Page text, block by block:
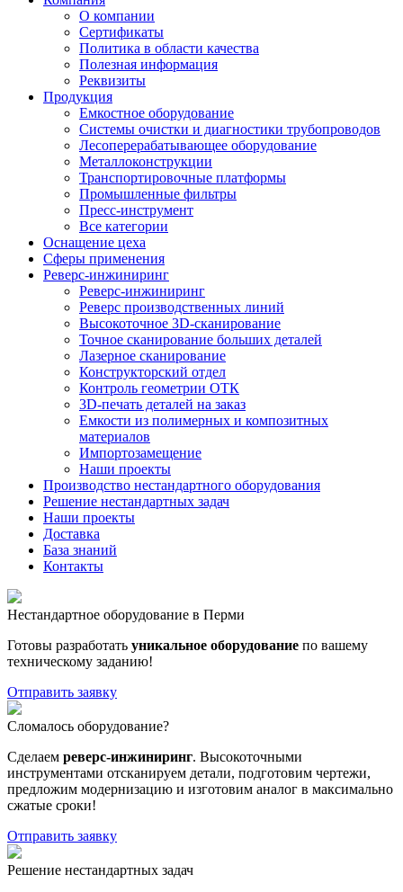
О компании
Сертификаты
Политика в области качества
Полезная информация
Реквизиты
Продукция
Емкостное оборудование
Системы очистки и диагностики трубопроводов
Лесоперерабатывающее оборудование
Металлоконструкции
Транспортировочные платформы
Промышленные фильтры
Пресс-инструмент
Все категории
Оснащение цеха
Сферы применения
Реверс-инжиниринг
Реверс-инжиниринг
Реверс производственных линий
Высокоточное 3D-сканирование
Точное сканирование больших деталей
Лазерное сканирование
Конструкторский отдел
Контроль геометрии ОТК
3D-печать деталей на заказ
Емкости из полимерных и композитных
материалов
Импортозамещение
Наши проекты
Производство нестандартного оборудования
Решение нестандартных задач
Наши проекты
Доставка
База знаний
Контакты
Нестандартное оборудование в Перми
Готовы разработать уникальное оборудование по вашему
техническому заданию!
Отправить заявку
Сломалось оборудование?
Сделаем реверс-инжиниринг. Высокоточными
инструментами отсканируем детали, подготовим чертежи,
предложим модернизацию и изготовим аналог в максимально
сжатые сроки!
Отправить заявку
Решение нестандартных задач